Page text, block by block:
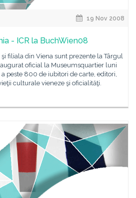
19 Nov 2008
- ICR la BuchWien08
filiala din Viena sunt prezente la Târgul
oficial la Museumsquartier luni
peste 800 de iubitori de carte, editori,
culturale vieneze şi oficialităţi.